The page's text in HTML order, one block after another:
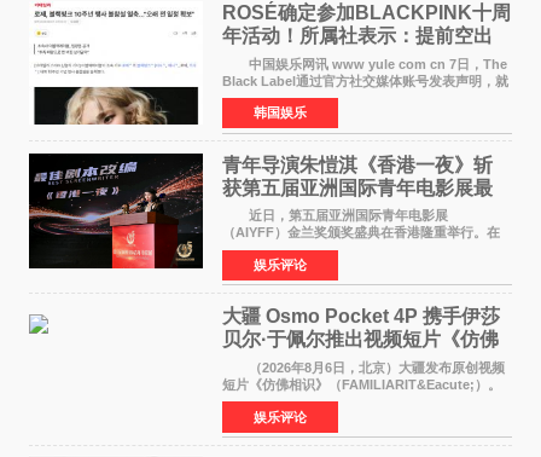
ROSÉ确定参加BLACKPINK十周
年活动！所属社表示：提前空出
了时间
中国娱乐网讯 www yule com cn 7日，The
Black Label通过官方社交媒体账号发表声明，就
近期网络上关于ROS&Eacute;个人行程及是否参
加BLACKPINK出道纪念活动的种种猜测作出正
式回应。 Th
韩国娱乐
青年导演朱愷淇《香港一夜》斩
获第五届亚洲国际青年电影展最
佳剧本改编奖
近日，第五届亚洲国际青年电影展
（AIYFF）金兰奖颁奖盛典在香港隆重举行。在
这场汇聚数百位海内外电影人、文化界人士及媒
体代表的亚洲青年影视盛会上，香港本土电影
《香港一夜》（Dawn in Ho
娱乐评论
大疆 Osmo Pocket 4P 携手伊莎
贝尔·于佩尔推出视频短片《仿佛
相识》
（2026年8月6日，北京）大疆发布原创视频
短片《仿佛相识》（FAMILIARIT&Eacute;）。
视频短片由戛纳国际电影节最佳女演员伊莎贝尔·
于佩尔（Isabelle Huppert）主演，全程使用大
疆首款双主摄口
娱乐评论